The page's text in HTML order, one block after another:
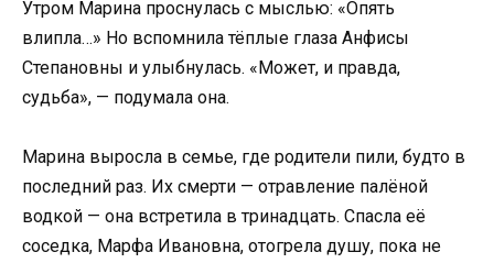
Утром Марина проснулась с мыслью: «Опять
влипла…» Но вспомнила тёплые глаза Анфисы
Степановны и улыбнулась. «Может, и правда,
судьба», — подумала она.
Марина выросла в семье, где родители пили, будто в
последний раз. Их смерти — отравление палёной
водкой — она встретила в тринадцать. Спасла её
соседка, Марфа Ивановна, отогрела душу, пока не